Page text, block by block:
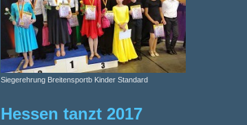
Siegerehrung Breitensportb Kinder Standard
Hessen tanzt 2017